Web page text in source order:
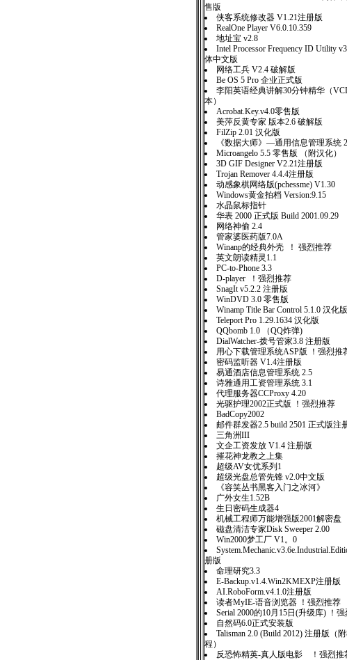
售版
侠客系统修改器 V1.21注册版
RealOne Player V6.0.10.359
地址宝 v2.8
Intel Processor Frequency ID Utility
体中文版
网络工兵 V2.4 破解版
Be OS 5 Pro 企业正式版
李阳英语经典讲解30分钟精华（
本）
Acrobat.Key.v4.0零售版
美萍反黄专家 版本2.6 破解版
FilZip 2.01 汉化版
《数据大师》—通用信息管理系统
Microangelo 5.5 零售版 （附汉化）
3D GIF Designer V2.21注册版
Trojan Remover 4.4.4注册版
动感象棋网络版(pchessme) V1.30
Windows黄金拍档 Version:9.15
水晶鼠标指针
华表 2000 正式版 Build 2001.09.29
网络神偷 2.4
管家婆医药版7.0A
Winanp的经典外壳 ！ 强烈推荐
英文朗读精灵1.1
PC-to-Phone 3.3
D-player ！强烈推荐
SnagIt v5.2.2 注册版
WinDVD 3.0 零售版
Winamp Title Bar Control 5.1.0 汉化版
Teleport Pro 1.29.1634 汉化版
QQbomb 1.0 （QQ炸弹)
DialWatcher-拨号管家3.8 注册版
用心下载管理系统ASP版 ！强烈推
密码监听器 V1.4注册版
易通酒店信息管理系统 2.5
诗雅通用工资管理系统 3.1
代理服务器CCProxy 4.20
光驱护理2002正式版 ！强烈推荐
BadCopy2002
邮件群发器2.5 build 2501 正式版注
三角洲III
文企工资发放 V1.4 注册版
摧花神龙教之上集
超级AV女优系列1
超级光盘总管先锋 v2.0中文版
《容笑丛书黑客入门之冰河》
广外女生1.52B
生日密码生成器4
机械工程师万能增强版2001解密盘
磁盘清洁专家Disk Sweeper 2.00
Win2000梦工厂 V1。0
册版
命理研究3.3
E-Backup.v1.4.Win2KMEXP注册版
AI.RoboForm.v4.1.0注册版
读者MyIE-语音浏览器 ！强烈推荐
Serial 2000的10月15日(升级库) ！
自然码6.0正式安装版
Talisman 2.0 (Build 2012) 注册版（
程）
反恐怖精英-真人版电影 ！强烈推